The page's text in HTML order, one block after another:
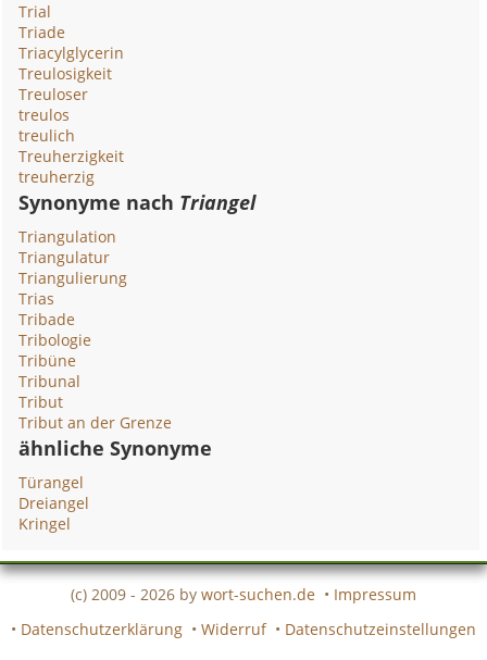
Trial
Triade
Triacylglycerin
Treulosigkeit
Treuloser
treulos
treulich
Treuherzigkeit
treuherzig
Synonyme nach Triangel
Triangulation
Triangulatur
Triangulierung
Trias
Tribade
Tribologie
Tribüne
Tribunal
Tribut
Tribut an der Grenze
ähnliche Synonyme
Türangel
Dreiangel
Kringel
(c) 2009 - 2026 by wort-suchen.de • Impressum
• Datenschutzerklärung • Widerruf • Datenschutzeinstellungen